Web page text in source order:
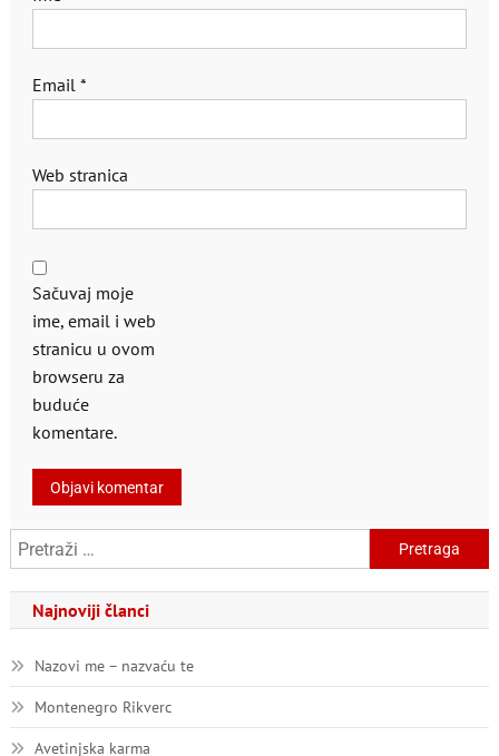
Email *
Web stranica
Sačuvaj moje
ime, email i web
stranicu u ovom
browseru za
buduće
komentare.
Pretraga:
Najnoviji članci
Nazovi me – nazvaću te
Montenegro Rikverc
Avetinjska karma